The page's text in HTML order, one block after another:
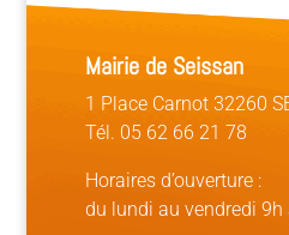
Mairie de Seissan
1 Place Carnot 32260
Tél. 05 62 66 21 78
Horaires d’ouverture :
du lundi au vendredi